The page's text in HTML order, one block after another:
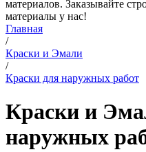
материалов. Заказывайте
материалы у нас!
Главная
/
Краски и Эмали
/
Краски для наружных работ
Краски и
наружных